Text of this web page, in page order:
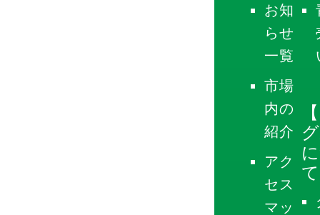
お知
らせ
一覧
市場
内の
紹介
アク
セス
マッ